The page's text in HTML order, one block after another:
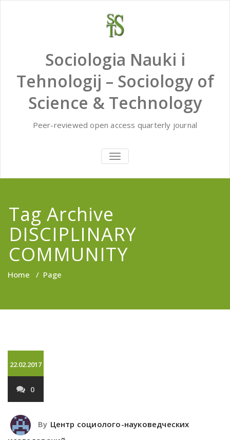
Sociologia Nauki i
Tehnologij – Sociology of
Science & Technology
Peer-reviewed open access quarterly journal
TOGGLE
NAVIGATION
Tag Archive
DISCIPLINARY
COMMUNITY
Home / Page
22.02.2017
0
By Центр социолого-науковедческих